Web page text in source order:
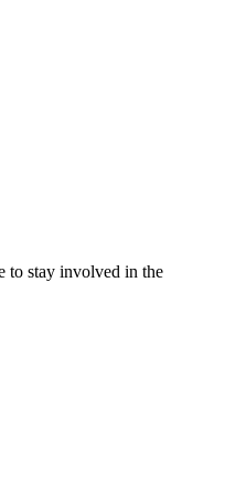
to stay involved in the